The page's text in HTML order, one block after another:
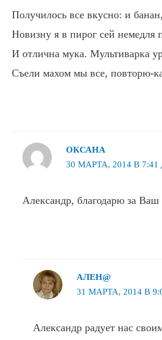
Получилось все вкусно: и
Новизну я в пирог сей немедля
И отлична мука. Мультиварка
Съели махом мы все, повторю-
ОКСАНА
30 МАРТА, 2014 В 7:41
Александр, благодарю за Ваш
АЛЕН@
31 МАРТА, 2014 В
Александр радует нас